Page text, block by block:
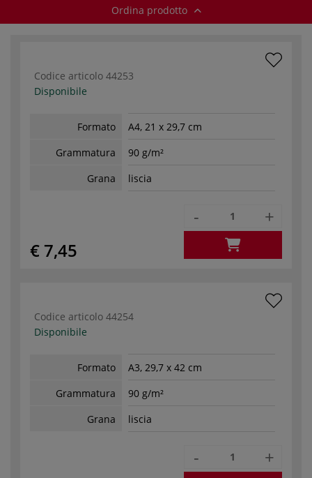
Ordina prodotto
Codice articolo 44253
Disponibile
Formato
A4, 21 x 29,7 cm
Grammatura
90 g/m²
Grana
liscia
€ 7,45
- +
Codice articolo 44254
Disponibile
Formato
A3, 29,7 x 42 cm
Grammatura
90 g/m²
Grana
liscia
- +